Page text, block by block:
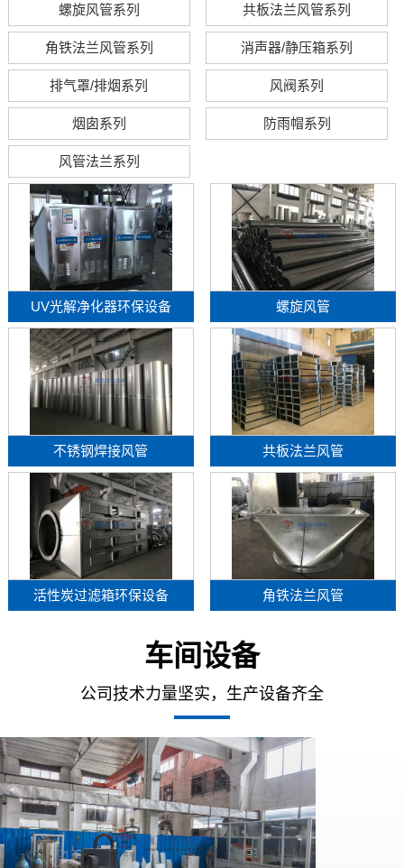
螺旋风管系列 共板法兰风管系列
角铁法兰风管系列 消声器/静压箱系列
排气罩/排烟系列 风阀系列
烟囱系列 防雨帽系列
风管法兰系列
UV光解净化器环保设备 螺旋风管
不锈钢焊接风管 共板法兰风管
活性炭过滤箱环保设备 角铁法兰风管
车间设备
公司技术力量坚实，生产设备齐全